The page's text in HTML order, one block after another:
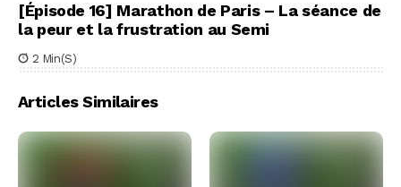
[Épisode 16] Marathon de Paris – La séance de
la peur et la frustration au Semi
2 Min(s)
Articles Similaires